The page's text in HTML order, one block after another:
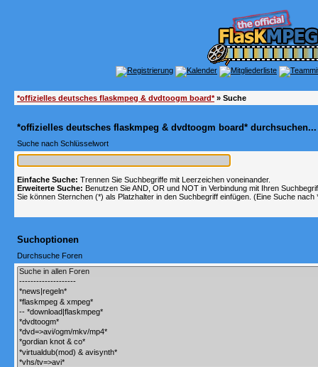
*offizielles deutsches flaskmpeg & dvdtoogm board*» Suche
*offizielles deutsches flaskmpeg & dvdtoogm board* durchsuchen...
Suche nach Schlüsselwort
Einfache Suche: Trennen Sie Suchbegriffe mit Leerzeichen voneinander.
Erweiterte Suche: Benutzen Sie AND, OR und NOT in Verbindung mit Ihren
Sie können Sternchen (*) als Platzhalter in den Suchbegriff einfügen. (Eine Suche
Suchoptionen
Durchsuche Foren